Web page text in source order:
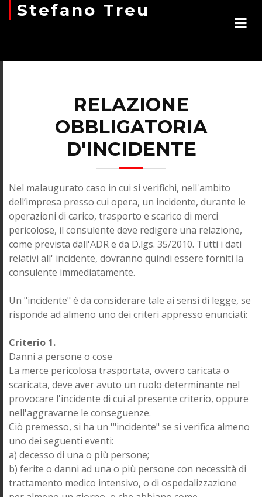
Stefano Treu
RELAZIONE
OBBLIGATORIA
D'INCIDENTE
Nel malaugurato caso in cui si verifichi, nell'ambito
dell’impresa presso cui opera, un incidente, durante le
operazioni di carico, trasporto e scarico di merci
pericolose, il consulente deve redigere una relazione,
come prevista dall'ADR e da D.lgs. 35/2010. Tutti i dati
relativi all' incidente, dovranno quindi essere forniti la
consulente immediatamente.
Un "incidente" è da considerare tale ai sensi di legge, se
risponde ad almeno uno dei criteri appresso enunciati:
Criterio 1.
Danni a persone o cose
La merce pericolosa trasportata, ovvero caricata o
scaricata, deve aver avuto un ruolo determinante nel
provocare l'incidente di cui al presente criterio, oppure
nell'aggravarne le conseguenze.
Ciò premesso, si ha un '"incidente" se si verifica almeno
uno dei seguenti eventi:
a) decesso di una o più persone;
b) ferite o danni ad una o più persone con necessità di
trattamento medico intensivo, o di ospedalizzazione